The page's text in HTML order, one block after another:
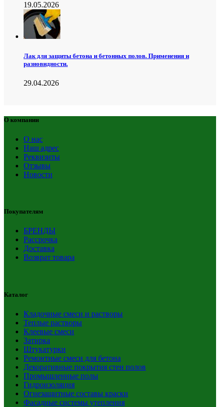
19.05.2026
Лак для защиты бетона и бетонных полов. Применения и
разновидности.
29.04.2026
О компании
О нас
Наш адрес
Реквизиты
Отзывы
Новости
Покупателям
БРЕНДЫ
Рассрочка
Доставка
Возврат товара
Каталог
Кладочные смеси и растворы
Теплые растворы
Клеевые смеси
Затирка
Штукатурки
Ремонтные смеси для бетона
Декоративные покрытия стен полов
Промышленные полы
Гидроизоляция
Огнезащитные составы краски
Фасадные системы утепления